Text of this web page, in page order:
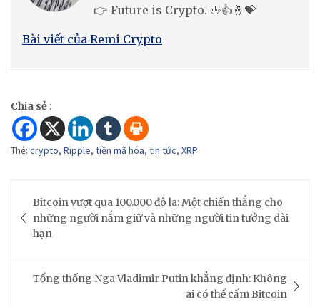
👉 Future is Crypto. 🖕👍🤞💝
Bài viết của Remi Crypto
Chia sẻ :
Thẻ: crypto, Ripple, tiền mã hóa, tin tức, XRP
navigation
Bitcoin vượt qua 100.000 đô la: Một chiến thắng cho
những người nắm giữ và những người tin tưởng dài
hạn
Tổng thống Nga Vladimir Putin khẳng định: Không
ai có thể cấm Bitcoin